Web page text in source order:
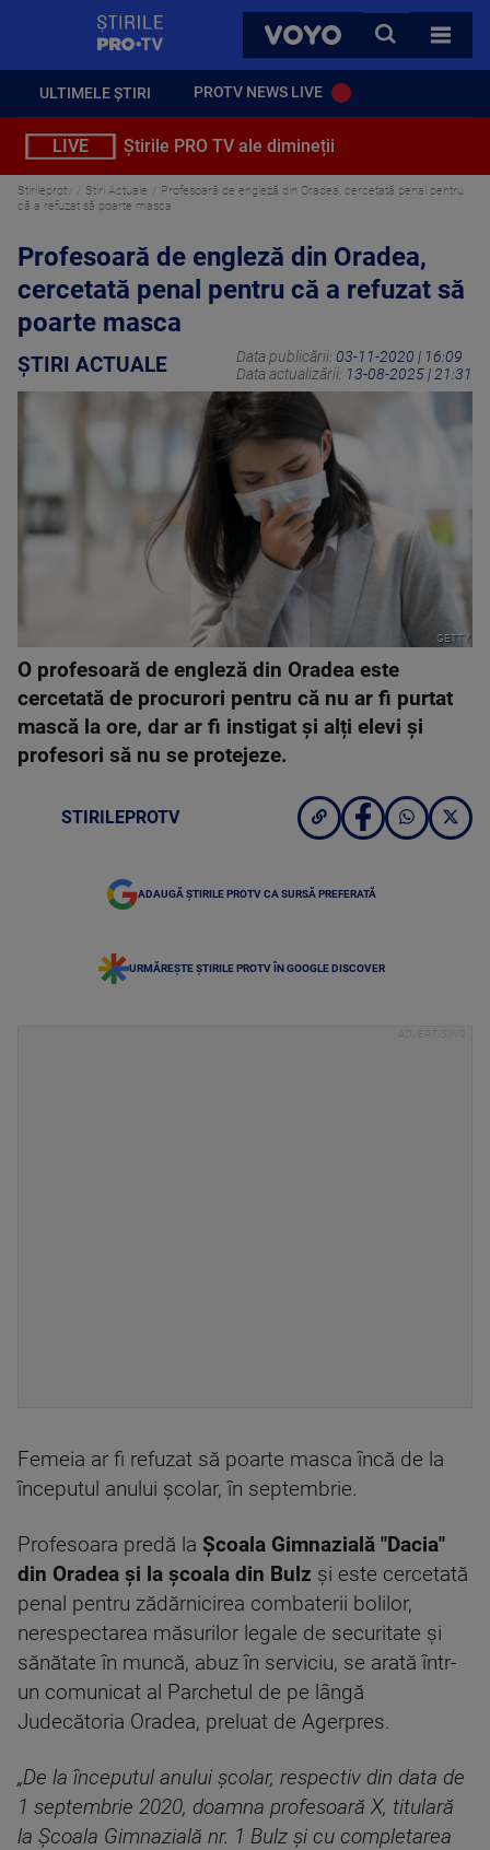
VOYO
CAUTA
TOATE
ULTIMELE ȘTIRI PROTV NEWS LIVE
LIVE Știrile PRO TV ale dimineții
Stirileprotv Știri Actuale
Profesoară de engleză din Oradea, cercetată penal pentru
că a refuzat să poarte masca
Profesoară de engleză din Oradea,
cercetată penal pentru că a refuzat să
poarte masca
ȘTIRI ACTUALE Data publicării: 03-11-2020 | 16:09
Data actualizării: 13-08-2025 | 21:31
GETTY
O profesoară de engleză din Oradea este
cercetată de procurori pentru că nu ar fi purtat
mască la ore, dar ar fi instigat și alți elevi și
profesori să nu se protejeze.
STIRILEPROTV
ADAUGĂ ȘTIRILE PROTV CA SURSĂ PREFERATĂ
URMĂREȘTE ȘTIRILE PROTV ÎN GOOGLE DISCOVER
Femeia ar fi refuzat să poarte masca încă de la
începutul anului școlar, în septembrie.
Profesoara predă la Şcoala Gimnazială "Dacia"
din Oradea şi la şcoala din Bulz și este cercetată
penal pentru zădărnicirea combaterii bolilor,
nerespectarea măsurilor legale de securitate şi
sănătate în muncă, abuz în serviciu, se arată într-
un comunicat al Parchetul de pe lângă
Judecătoria Oradea, preluat de Agerpres.
„De la începutul anului şcolar, respectiv din data de
1 septembrie 2020, doamna profesoară X, titulară
la Şcoala Gimnazială nr. 1 Bulz şi cu completarea